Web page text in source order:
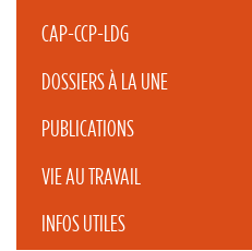
CAP-CCP-LDG
DOSSIERS À LA UNE
PUBLICATIONS
VIE AU TRAVAIL
INFOS UTILES